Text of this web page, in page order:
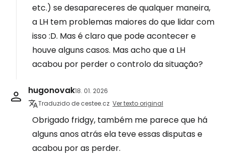
etc.) se desapareceres de qualquer maneira,
a LH tem problemas maiores do que lidar com
isso :D. Mas é claro que pode acontecer e
houve alguns casos. Mas acho que a LH
acabou por perder o controlo da situação?
hugonovak18. 01. 2026
Traduzido de cestee.cz Ver texto original
Obrigado fridgy, também me parece que há
alguns anos atrás ela teve essas disputas e
acabou por as perder.